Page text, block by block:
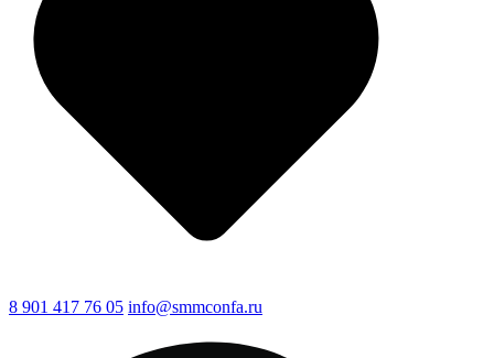
8 901 417 76 05 info@smmconfa.ru